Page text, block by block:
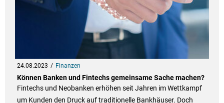
24.08.2023 Finanzen
Können Banken und Fintechs gemeinsame Sache machen?
Fintechs und Neobanken erhöhen seit Jahren im Wettkampf
um Kunden den Druck auf traditionelle Bankhäuser. Doch